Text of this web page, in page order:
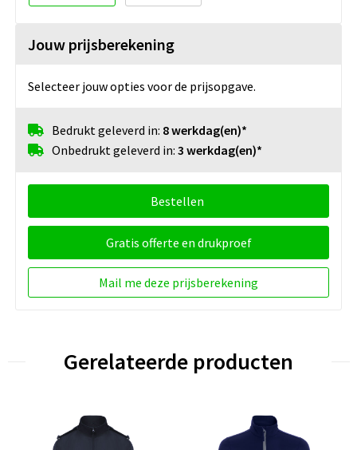
Jouw prijsberekening
Selecteer jouw opties voor de prijsopgave.
Bedrukt geleverd in: 8 werkdag(en)*
Onbedrukt geleverd in: 3 werkdag(en)*
Bestellen
Gratis offerte en drukproef
Mail me deze prijsberekening
Gerelateerde producten